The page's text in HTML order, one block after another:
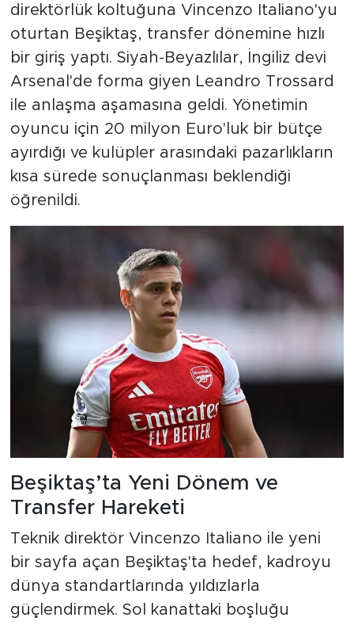
direktörlük koltuğuna Vincenzo Italiano'yu
oturtan Beşiktaş, transfer dönemine hızlı
bir giriş yaptı. Siyah-Beyazlılar, İngiliz devi
Arsenal'de forma giyen Leandro Trossard
ile anlaşma aşamasına geldi. Yönetimin
oyuncu için 20 milyon Euro'luk bir bütçe
ayırdığı ve kulüpler arasındaki pazarlıkların
kısa sürede sonuçlanması beklendiği
öğrenildi.
Beşiktaş’ta Yeni Dönem ve
Transfer Hareketi
Teknik direktör Vincenzo Italiano ile yeni
bir sayfa açan Beşiktaş'ta hedef, kadroyu
dünya standartlarında yıldızlarla
güçlendirmek. Sol kanattaki boşluğu